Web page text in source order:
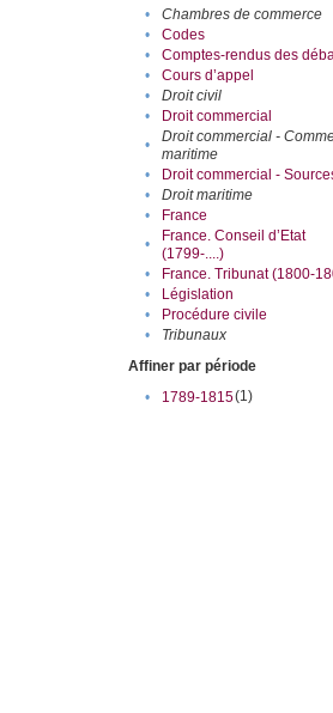
•
Chambres de commerce
•
Codes
•
Comptes-rendus des
•
Cours d’appel
•
Droit civil
•
Droit commercial
•
Droit commercial -
maritime
• Droit commercial -
•
Droit maritime
•
France
•
France. Conseil d’Etat
(1799-....)
• France. Tribunat (1800-
•
Législation
•
Procédure civile
•
Tribunaux
Affiner par période
•
1789-1815(1)